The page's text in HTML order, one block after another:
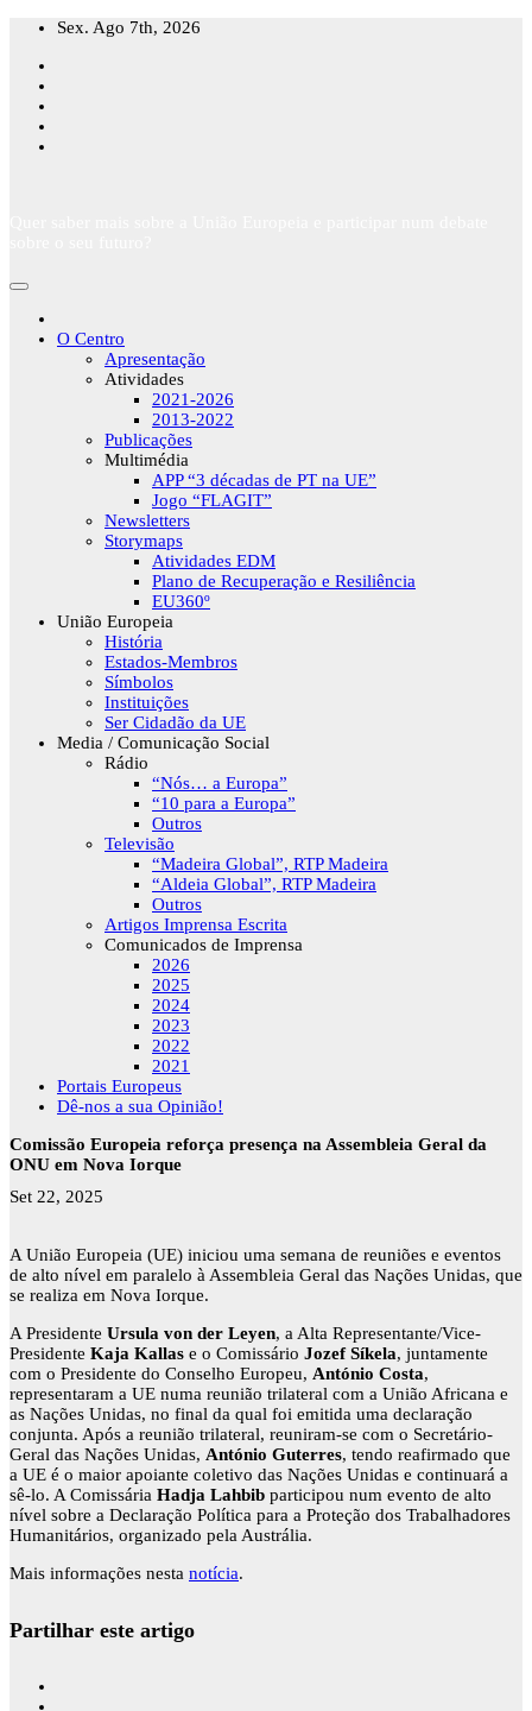
Skip
content
Sex. Ago 7th, 2026
O Centro
Apresentação
Atividades
2021-2026
2013-2022
Publicações
Multimédia
APP “3 décadas de PT na UE”
Jogo “FLAGIT”
Newsletters
Storymaps
Atividades EDM
Plano de Recuperação e Resiliência
EU360º
União Europeia
História
Estados-Membros
Símbolos
Instituições
Ser Cidadão da UE
Media / Comunicação Social
Rádio
“Nós… a Europa”
“10 para a Europa”
Outros
Televisão
“Madeira Global”, RTP Madeira
“Aldeia Global”, RTP Madeira
Outros
Artigos Imprensa Escrita
Comunicados de Imprensa
2026
2025
2024
2023
2022
2021
Portais Europeus
Dê-nos a sua Opinião!
Comissão Europeia reforça presença na Assembleia Geral da
ONU em Nova Iorque
Set 22, 2025
A União Europeia (UE) iniciou uma semana de reuniões e eventos
de alto nível em paralelo à Assembleia Geral das Nações Unidas, que
se realiza em Nova Iorque.
A Presidente Ursula von der Leyen, a Alta Representante/Vice-
Presidente Kaja Kallas e o Comissário Jozef Síkela, juntamente
com o Presidente do Conselho Europeu, António Costa,
representaram a UE numa reunião trilateral com a União Africana e
as Nações Unidas, no final da qual foi emitida uma declaração
conjunta. Após a reunião trilateral, reuniram-se com o Secretário-
Geral das Nações Unidas, António Guterres, tendo reafirmado que
a UE é o maior apoiante coletivo das Nações Unidas e continuará a
sê-lo. A Comissária Hadja Lahbib participou num evento de alto
nível sobre a Declaração Política para a Proteção dos Trabalhadores
Humanitários, organizado pela Austrália.
Mais informações nesta notícia.
Partilhar este artigo